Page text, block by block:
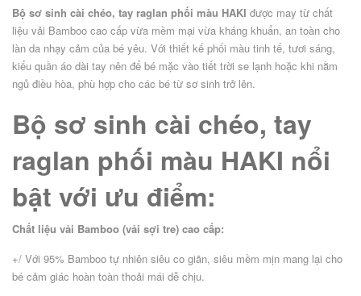
Bộ sơ sinh cài chéo, tay raglan phối màu HAKI được may từ chất
liệu vải Bamboo cao cấp vừa mềm mại vừa kháng khuẩn, an toàn cho
làn da nhạy cảm của bé yêu. Với thiết kế phối màu tinh tế, tươi sáng,
kiểu quần áo dài tay nên để bé mặc vào tiết trời se lạnh hoặc khi nằm
ngủ điều hòa, phù hợp cho các bé từ sơ sinh trở lên.
Bộ sơ sinh cài chéo, tay
raglan phối màu HAKI nổi
bật với ưu điểm:
Chất liệu vải Bamboo (vải sợi tre) cao cấp:
+/ Với 95% Bamboo tự nhiên siêu co giãn, siêu mềm mịn mang lại cho
bé cảm giác hoàn toàn thoải mái dễ chịu.